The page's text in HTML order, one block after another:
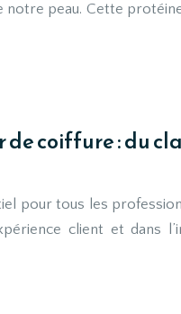
notre peau. Cette
coiffure : du
pour tous les
client et dans